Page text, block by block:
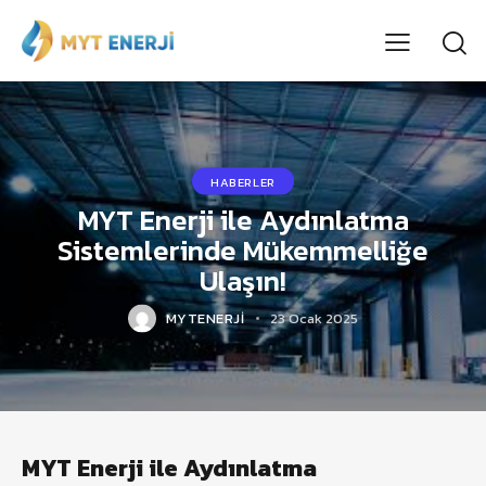
HABERLER
MYT Enerji ile Aydınlatma
Sistemlerinde Mükemmelliğe
Ulaşın!
MYTENERJI 23 Ocak 2025
MYT Enerji ile Aydınlatma